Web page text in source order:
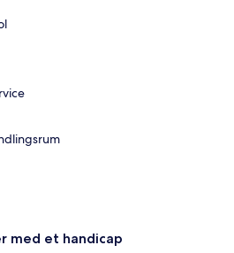
med et handicap